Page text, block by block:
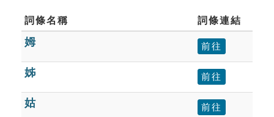
單字索引
生命大百科索引
遊戲專區
教學應用
詞條名稱 詞條連結
姆 前往
姊 前往
姑 前往